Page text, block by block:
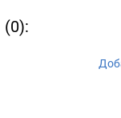
(0):